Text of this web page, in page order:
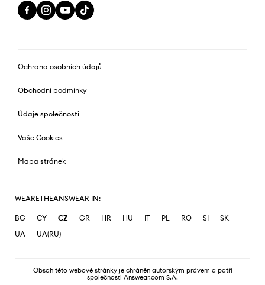
Ochrana osobních údajů
Obchodní podmínky
Údaje společnosti
Vaše Cookies
Mapa stránek
WEARETHEANSWEAR IN:
BG CY CZ GR HR HU IT PL RO SI
SK
UA
UA(RU)
Obsah této webové stránky je chráněn autorským právem a patří
společnosti Answear.com S.A.